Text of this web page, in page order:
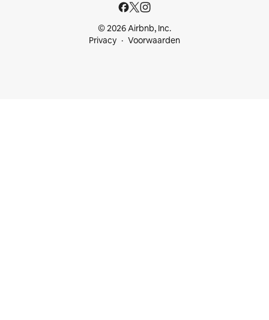
© 2026 Airbnb, Inc.
Privacy
Voorwaarden